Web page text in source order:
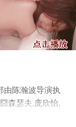
由陈瀚波导演执
森瑟夫,庞欣怡,
员精彩演绎的中